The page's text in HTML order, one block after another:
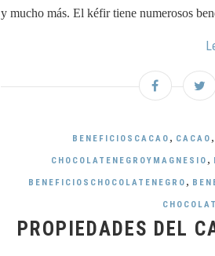
y mucho más. El kéfir tiene numerosos
BENEFICIOSCACAO , CACAO ,
CHOCOLATENEGROYMAGNESIO ,
BENEFICIOSCHOCOLATENEGRO ,
PROPIEDADES DEL